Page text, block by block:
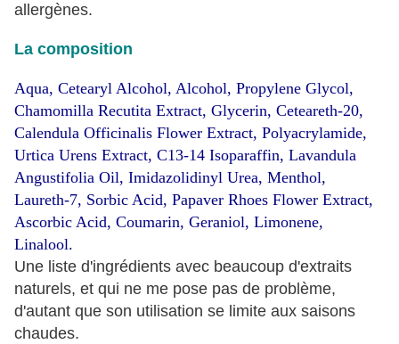
allergènes.
La composition
Aqua, Cetearyl Alcohol, Alcohol, Propylene Glycol,
Chamomilla Recutita Extract, Glycerin, Ceteareth-20,
Calendula Officinalis Flower Extract, Polyacrylamide,
Urtica Urens Extract, C13-14 Isoparaffin, Lavandula
Angustifolia Oil, Imidazolidinyl Urea, Menthol,
Laureth-7, Sorbic Acid, Papaver Rhoes Flower Extract,
Ascorbic Acid, Coumarin, Geraniol, Limonene,
Linalool.
Une liste d'ingrédients avec beaucoup d'extraits
naturels, et qui ne me pose pas de problème,
d'autant que son utilisation se limite aux saisons
chaudes.